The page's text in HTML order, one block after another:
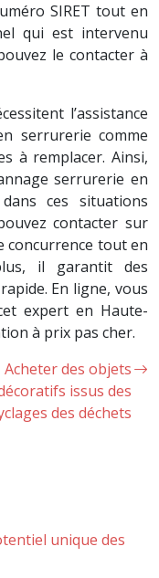
SIRET tout en
qui est intervenu
le contacter à
l’assistance
serrurerie comme
à remplacer. Ainsi,
serrurerie en
ces situations
contacter sur
tout en
il garantit des
En ligne, vous
expert en Haute-
à prix pas cher.
Acheter des objets
issus des
des déchets
unique des